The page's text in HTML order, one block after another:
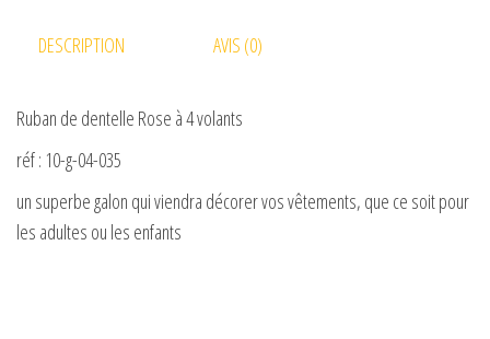
DESCRIPTION AVIS (0)
Ruban de dentelle Rose à 4 volants
réf : 10-g-04-035
un superbe galon qui viendra décorer vos vêtements, que ce soit pour
les adultes ou les enfants